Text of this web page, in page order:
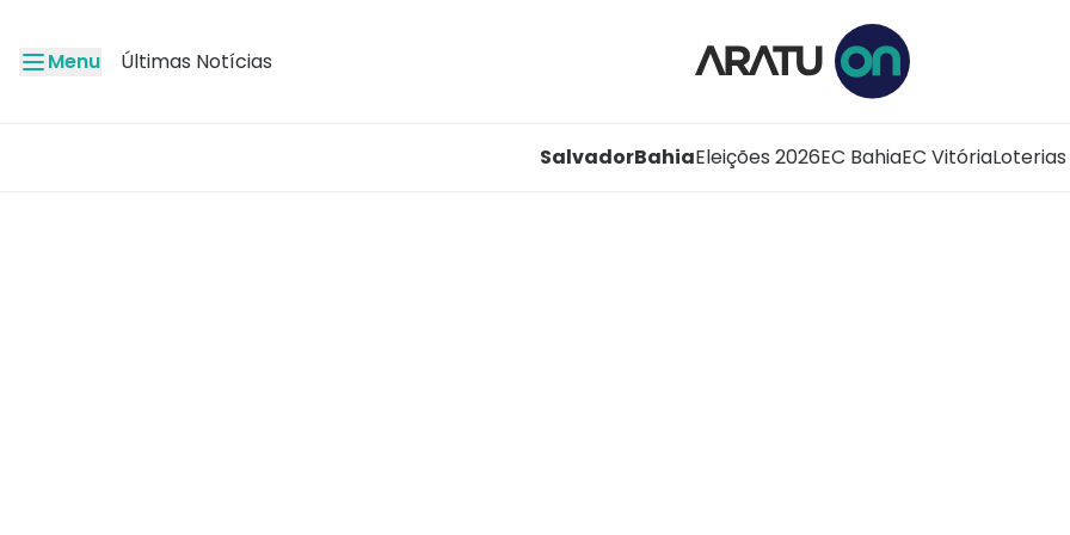
Menu Últimas Notícias
SalvadorBahiaEleições 2026EC BahiaEC VitóriaLoterias